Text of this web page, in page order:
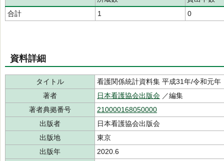
合計
1 0
資料詳細
タイトル
看護関係統計資料集 平成31年/令和元年
著者
日本看護協会出版会 ／編集
著者典拠番号
210000168050000
出版者
日本看護協会出版会
出版地
東京
出版年
2020.6